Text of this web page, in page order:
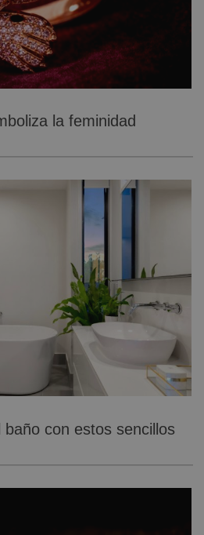
la feminidad
con estos sencillos